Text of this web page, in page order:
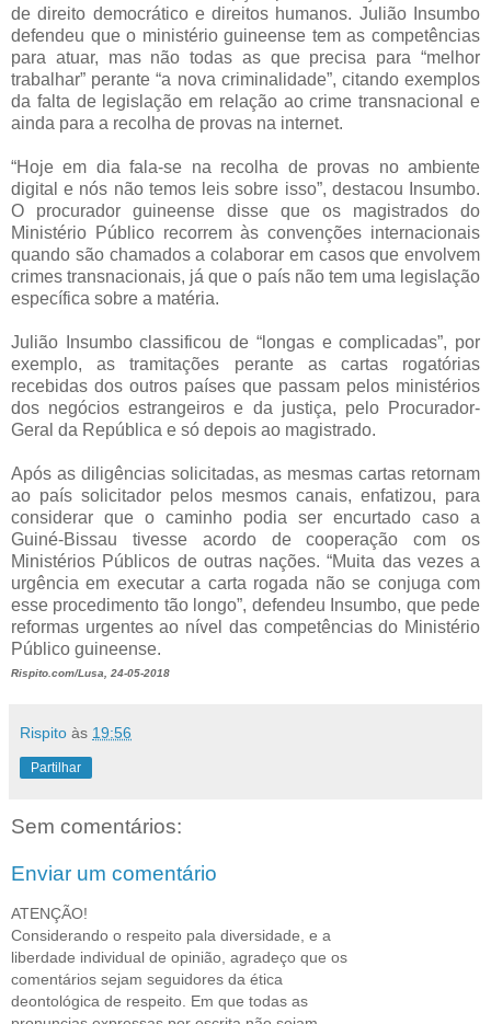
de direito democrático e direitos humanos. Julião Insumbo
defendeu que o ministério guineense tem as competências
para atuar, mas não todas as que precisa para “melhor
trabalhar” perante “a nova criminalidade”, citando exemplos
da falta de legislação em relação ao crime transnacional e
ainda para a recolha de provas na internet.
“Hoje em dia fala-se na recolha de provas no ambiente
digital e nós não temos leis sobre isso”, destacou Insumbo.
O procurador guineense disse que os magistrados do
Ministério Público recorrem às convenções internacionais
quando são chamados a colaborar em casos que envolvem
crimes transnacionais, já que o país não tem uma legislação
específica sobre a matéria.
Julião Insumbo classificou de “longas e complicadas”, por
exemplo, as tramitações perante as cartas rogatórias
recebidas dos outros países que passam pelos ministérios
dos negócios estrangeiros e da justiça, pelo Procurador-
Geral da República e só depois ao magistrado.
Após as diligências solicitadas, as mesmas cartas retornam
ao país solicitador pelos mesmos canais, enfatizou, para
considerar que o caminho podia ser encurtado caso a
Guiné-Bissau tivesse acordo de cooperação com os
Ministérios Públicos de outras nações. “Muita das vezes a
urgência em executar a carta rogada não se conjuga com
esse procedimento tão longo”, defendeu Insumbo, que pede
reformas urgentes ao nível das competências do Ministério
Público guineense.
Rispito.com/Lusa, 24-05-2018
Rispito às 19:56
Partilhar
Sem comentários:
Enviar um comentário
ATENÇÃO!
Considerando o respeito pala diversidade, e a
liberdade individual de opinião, agradeço que os
comentários sejam seguidores da ética
deontológica de respeito. Em que todas as